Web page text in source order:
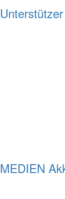
MEDIEN